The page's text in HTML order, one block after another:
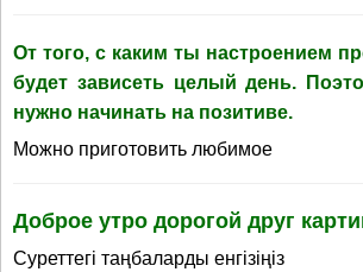
От того, с каким ты настроением
будет зависеть целый день.
нужно начинать на позитиве.
Можно приготовить любимое
Доброе утро дорогой друг
Суреттегі таңбаларды енгізіңіз